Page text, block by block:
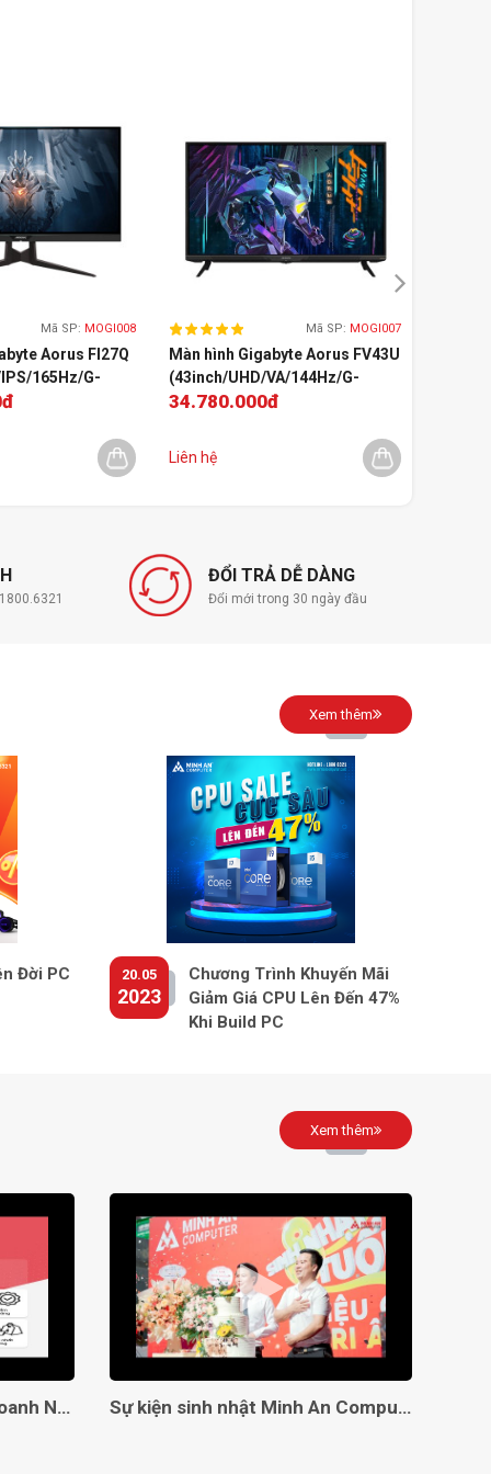
Mã SP: MOGI008
Aorus FI27Q
165Hz/G-
Mã SP: MOGI007
Màn hình Gigabyte Aorus FV43U
(43inch/UHD/VA/144Hz/G-
Sync/FreeSync)
34.780.000đ
Liên hệ
ĐỔI TRẢ DỄ DÀNG
Đổi mới trong 30 ngày đầu
Xem thêm
Đời PC 20.05
2023
Chương Trình Khuyến Mãi
Giảm Giá CPU Lên Đến 47%
Khi Build PC
Xem thêm
Giải Pháp Toàn Diện Cho Doanh Nghiệp Với Minh An Computer! Sự kiện sinh nhật Minh An Computer 8 tuổi